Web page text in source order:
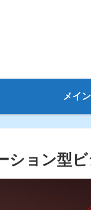
メイ
ション型